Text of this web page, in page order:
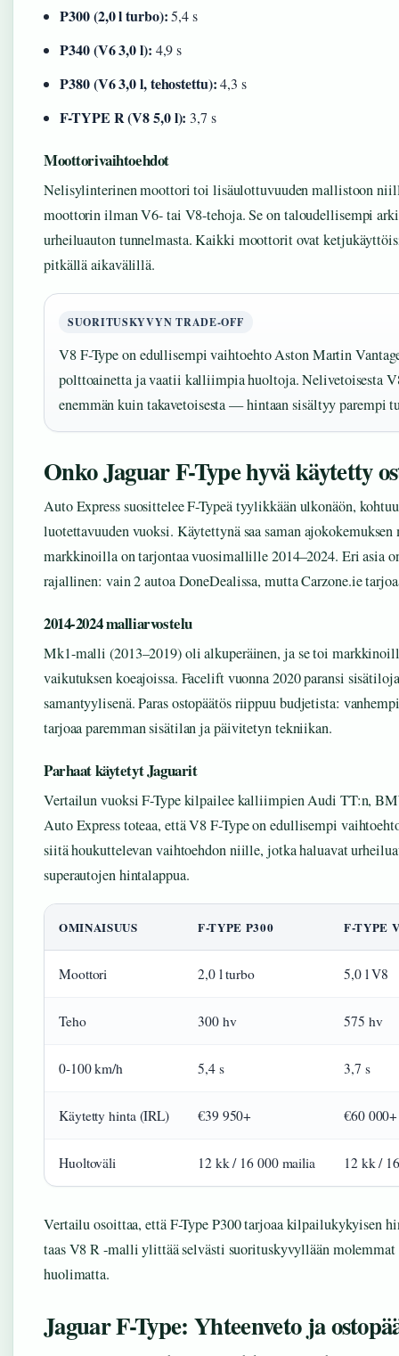
P300 (2,0 l turbo):5,4 s
P340 (V6 3,0 l): 4,9 s
P380 (V6 3,0 l, tehostettu):4,3 s
F-TYPE R (V8 5,0 l): 3,7 s
Moottorivaihtoehdot
Nelisylinterinen moottori toi lisäulottuvuuden mallistoon
moottorin ilman V6- tai V8-tehoja. Se on taloudellisempi
urheiluauton tunnelmasta. Kaikki moottorit ovat
pitkällä aikavälillä.
SUORITUSKYVYN TRADE-OFF
V8 F-Type on edullisempi vaihtoehto Aston Martin
polttoainetta ja vaatii kalliimpia huoltoja. Nelivetoisesta
enemmän kuin takavetoisesta — hintaan sisältyy parempi
Onko Jaguar F-Type hyvä käytetty
Auto Express suosittelee F-Typeä tyylikkään ulkonäön,
luotettavuuden vuoksi. Käytettynä saa saman
markkinoilla on tarjontaa vuosimallille 2014–2024. Eri asia
rajallinen: vain 2 autoa DoneDealissa, mutta Carzone.ie
2014-2024 malliarvostelu
Mk1-malli (2013–2019) oli alkuperäinen, ja se toi
vaikutuksen koeajoissa. Facelift vuonna 2020 paransi
samantyylisenä. Paras ostopäätös riippuu budjetista:
tarjoaa paremman sisätilan ja päivitetyn tekniikan.
Parhaat käytetyt Jaguarit
Vertailun vuoksi F-Type kilpailee kalliimpien Audi TT:n,
Auto Express toteaa, että V8 F-Type on edullisempi
siitä houkuttelevan vaihtoehdon niille, jotka haluavat
superautojen hintalappua.
OMINAISUUS F-TYPE P300 F-TYPE
Moottori 2,0 l turbo 5,0 l V8
Teho 300 hv 575 hv
0-100 km/h 5,4 s 3,7 s
Käytetty hinta (IRL) €39 950+ €60 000+
Huoltoväli 12 kk / 16 000 mailia 12 kk /
Vertailu osoittaa, että F-Type P300 tarjoaa kilpailukykyisen
taas V8 R -malli ylittää selvästi suorituskyvyllään
huolimatta.
Jaguar F-Type: Yhteenveto ja